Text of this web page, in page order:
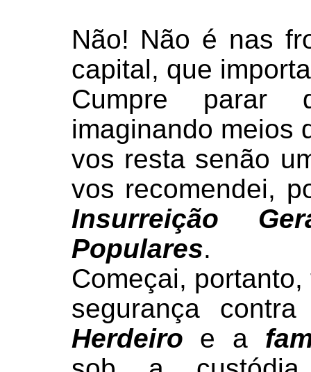
Não! Não é nas
capital, que
Cumpre parar
imaginando meios
vos resta senão
vos recomendei,
Insurreição
Populares.
Começai,
segurança
Herdeiro e a